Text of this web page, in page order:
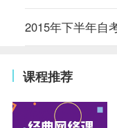
课程推荐